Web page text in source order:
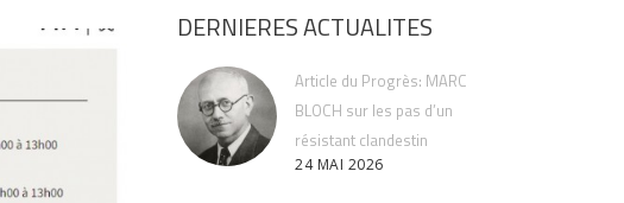
DERNIERES ACTUALITES
Article du Progrès: MARC
BLOCH sur les pas d’un
résistant clandestin
24 MAI 2026